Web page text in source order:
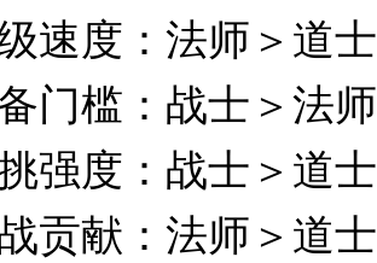
速度：法师＞道
门槛：战士＞法
强度：战士＞道
贡献：法师＞道